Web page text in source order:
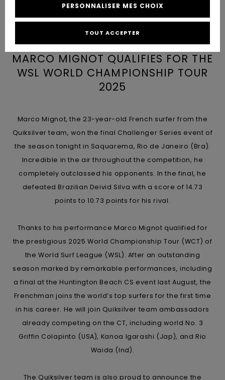
tailles
conversation
obtenir la
réponse la
plus rapide
une
Trouvez
réponses
aux
les plus
formulaire
de
Consulter
MARCO MIGNOT QUALIFIES FOR THE
WSL WORLD CHAMPIONSHIP TOUR
2025
Marco Mignot, the 23-year-old French surfer from the
Quiksilver team, won the final Challenger Series event of
the season tonight in Saquarema, Rio de Janeiro (Bra).
Incredible in the air throughout the competition, he
completely outclassed his opponents. In the final, he
defeated Brazilian Deivid Silva with a score of 14.73
points to 10.73 points for his rival.
Thanks to his performance Marco Mignot qualified for
the prestigious 2025 World Championship Tour (WCT) of
the World Surf League (WSL). After an outstanding
season marked by remarkable performances, including
a final at the Huntington Beach CS event last August, the
Frenchman joins the world’s top surfers for the first time
in his career. He will join Quiksilver team ambassadors
already competing on the CT, including world No. 3
Griffin Colapinto (USA), Kanoa Igarashi (Jap), and Rio
Waida (Ind).
The Quiksilver team is also proud to announce the
PERSONNALISER MES CHOIX
TOUT ACCEPTER